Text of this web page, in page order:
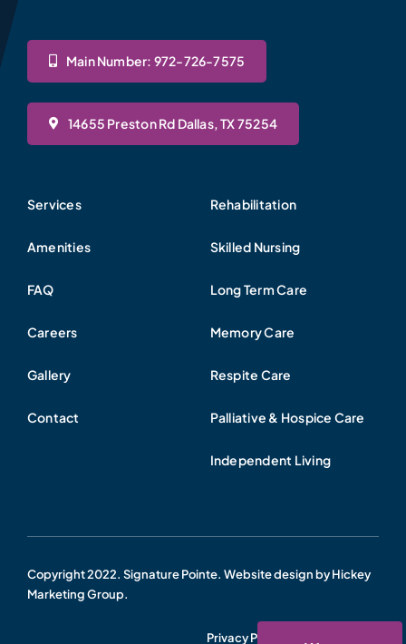
Main Number: 972-726-7575
14655 Preston Rd Dallas, TX 75254
Services
Amenities
FAQ
Careers
Gallery
Contact
Rehabilitation
Skilled Nursing
Long Term Care
Memory Care
Respite Care
Palliative & Hospice Care
Independent Living
Copyright 2022. Signature Pointe. Website design byHickey
Marketing Group.
Privacy Policy